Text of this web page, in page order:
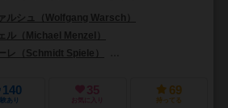
ルシュ（Wolfgang Warsch）
ル（Michael Menzel）
レ（Schmidt Spiele）
140
あり
35
お気に入り
69
持ってる